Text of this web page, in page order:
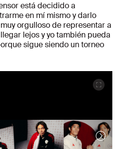
está decidido a
en mí mismo y darlo
orgulloso de representar a
lejos y yo también pueda
sigue siendo un torneo